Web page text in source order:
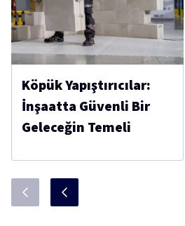
Köpük Yapıştırıcılar:
İnşaatta Güvenli Bir
Geleceğin Temeli